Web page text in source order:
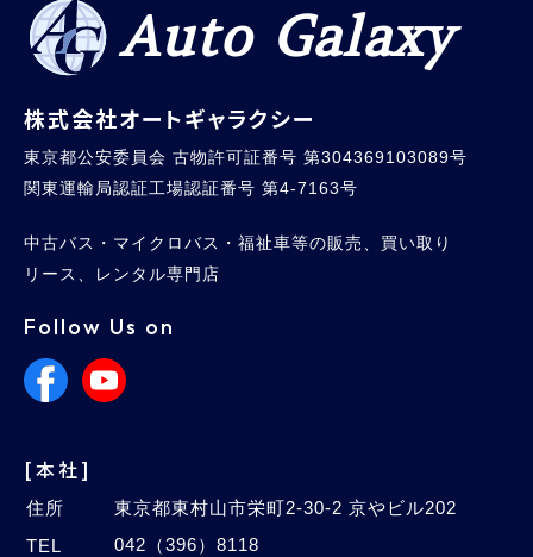
Auto Galaxy
株式会社オートギャラクシー
東京都公安委員会 古物許可証番号 第304369103089号
関東運輸局認証工場認証番号 第4-7163号
中古バス・マイクロバス・福祉車等の販売、買い取り
リース、レンタル専門店
Follow Us on
[本社]
住所
東京都東村山市栄町2-30-2 京やビル202
TEL
042（396）8118